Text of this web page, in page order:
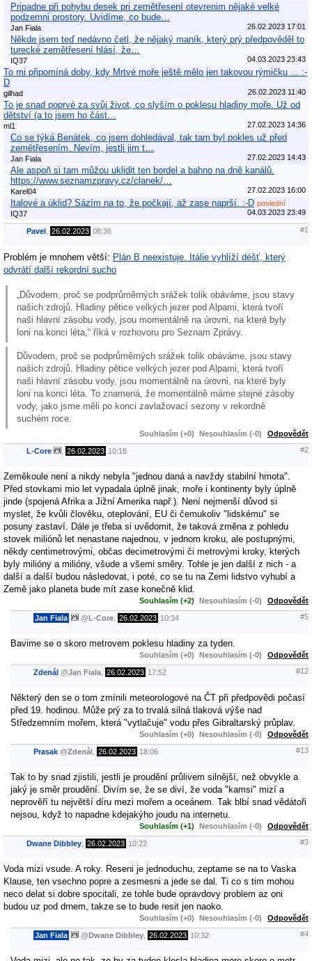
Pripadne při pohybu desek pri zemětřesení otevrenim nějaké velké
podzemni prostory. Uvidíme, co bude…
Jan Fiala 26.02.2023 17:01
Někde jsem teď nedávno četl, že nějaký maník, který prý předpověděl to
turecké zemětřesení hlásí, že…
IQ37 04.03.2023 23:43
To mi připomíná doby, kdy Mrtvé moře ještě mělo jen takovou rýmičku ... :-
D
gilhad 26.02.2023 11:40
To je snad poprvé za svůj život, co slyším o poklesu hladiny moře. Už od
dětství (a to jsem ho část…
ml1 27.02.2023 14:36
Co se týká Benátek, co jsem dohledával, tak tam byl pokles už před
zemětřesením. Nevím, jestli jim t…
Jan Fiala 27.02.2023 14:43
Ale aspoň si tam můžou uklidit ten bordel a bahno na dně kanálů.
https://www.seznamzpravy.cz/clanek/…
Karel04 27.02.2023 16:00
Italové a úklid? Sázím na to, že počkají, až zase naprší. :-D poslední
IQ37
04.03.2023 23:49
Pavel 26.02.2023 08:36 #1
Problém je mnohem větší: Plán B neexistuje. Itálie vyhlíží déšť, který
odvrátí další rekordní sucho
„Důvodem, proč se podprůměrných srážek tolik obáváme, jsou stavy
našich zdrojů. Hladiny pětice velkých jezer pod Alpami, která tvoří
naši hlavní zásobu vody, jsou momentálně na úrovni, na které byly
loni na konci léta,“ říká v rozhovoru pro Seznam Zprávy.
Důvodem, proč se podprůměrných srážek tolik obáváme, jsou stavy
našich zdrojů. Hladiny pětice velkých jezer pod Alpami, která tvoří
naši hlavní zásobu vody, jsou momentálně na úrovni, na které byly
loni na konci léta. To znamená, že momentálně máme stejné zásoby
vody, jako jsme měli po konci zavlažovací sezony v rekordně
suchém roce.
Souhlasím (+0) Nesouhlasím (-0) Odpovědět
L-Core 26.02.2023 10:18 #2
Zeměkoule není a nikdy nebyla "jednou daná a navždy stabilní hmota".
Před stovkami mio let vypadala úplně jinak, moře i kontinenty byly úplně
jinde (spojená Afrika a Jižní Amerika např.). Není nejmenší důvod si
myslet, že kvůli člověku, oteplování, EU či čemukoliv "lidskému" se
posuny zastaví. Dále je třeba si uvědomit, že taková změna z pohledu
stovek miliónů let nenastane najednou, v jednom kroku, ale postupnými,
někdy centimetrovými, občas decimetrovými či metrovými kroky, kterých
byly milióny a milióny, všude a všemi směry. Tohle je jen další z nich - a
další a další budou následovat, i poté, co se tu na Zemi lidstvo vyhubí a
Země jako planeta bude mít zase konečně klid.
Souhlasím (+2) Nesouhlasím (-0) Odpovědět
Jan Fiala @L-Core 26.02.2023 10:34 #5
Bavime se o skoro metrovem poklesu hladiny za tyden.
Souhlasím (+0) Nesouhlasím (-0) Odpovědět
Zdenál @Jan Fiala 26.02.2023 17:52 #12
Některý den se o tom zmínili meteorologové na ČT při předpovědi počasí
před 19. hodinou. Může prý za to trvalá silná tlaková výše nad
Středzemním mořem, která "vytlačuje" vodu přes Gibraltarský průplav.
Souhlasím (+0) Nesouhlasím (-0) Odpovědět
Prasak @Zdenál 26.02.2023 18:06 #13
Tak to by snad zjistili, jestli je proudění průlivem silnější, než obvykle a
jaký je směr proudění. Divím se, že se diví, že voda "kamsi" mizí a
neprověří tu největší díru mezi mořem a oceánem. Tak blbí snad vědátoři
nejsou, když to napadne kdejakýho joudu na internetu.
Souhlasím (+1) Nesouhlasím (-0) Odpovědět
Dwane Dibbley 26.02.2023 10:22 #3
Voda mizi vsude. A roky. Reseni je jednoduchu, zeptame se na to Vaska
Klause, ten vsechno popre a zesmesni a jede se dal. Ti co s tim mohou
neco delat si dobre spocitali, ze tohle bude opravdovy problem az oni
budou uz pod drnem, takze se to bude resit jen naoko.
Souhlasím (+0) Nesouhlasím (-0) Odpovědět
Jan Fiala @Dwane Dibbley 26.02.2023 10:32 #4